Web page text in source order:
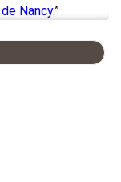
Nancy.”